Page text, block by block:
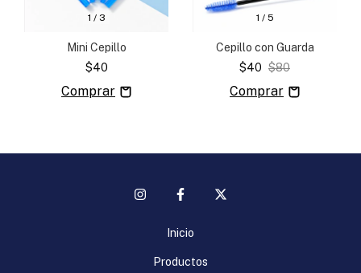
1 / 3
Mini Cepillo
$40
1 / 5
Cepillo con Guarda
$40 $80
Inicio
Productos